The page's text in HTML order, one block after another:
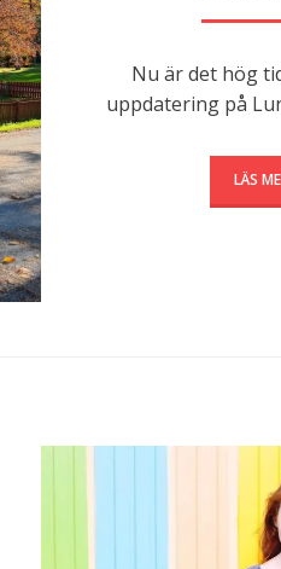
Nu är det hög
uppdatering på
LÄS